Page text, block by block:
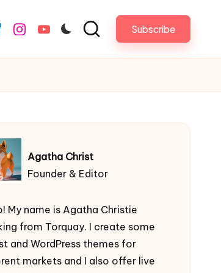
instagram.com
youtube.com Subscribe
Agatha Christ
Founder & Editor
My name is Agatha Christie
from Torquay. I create some
and WordPress themes for
markets and I also offer live